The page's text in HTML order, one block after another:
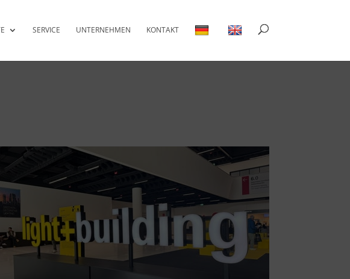
SERVICE UNTERNEHMEN KONTAKT